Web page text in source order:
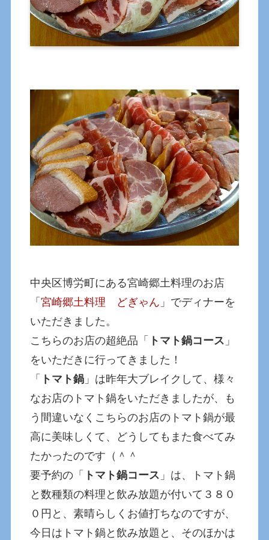
中央区博労町にある宮崎郷土料理のお店
「宮崎郷土料理 どぎゃん 」でディナーを
いただきました。
こちらのお店の超絶品「
トマト鍋コース 」
をいただきに行ってきました！
「
トマト鍋 」は昨年大ブレイクして、様々
なお店のトマト鍋をいただきましたが、も
う間違いなくこちらのお店のトマト鍋が最
高に美味しくて、どうしてもまた食べてみ
たかったのです（＾＾
要予約の「
トマト鍋コース 」は、トマト鍋
と数種類の料理と飲み放題が付いて３８０
０円と、素晴らしくお値打ちなのですが、
今日はトマト鍋と飲み放題と、そのほかは